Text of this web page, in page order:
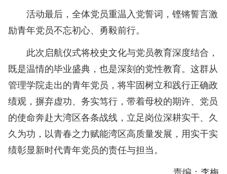
活动最后，全体党员重温入党誓词，铿锵誓言激
励青年党员不忘初心、勇毅前行。
此次启航仪式将校史文化与党员教育深度结合，
既是温情的毕业盛典，也是深刻的党性教育。这群从
管理学院走出的青年党员，将牢固树立和践行正确政
绩观，摒弃虚功、务实笃行，带着母校的期许、党员
的使命奔赴大湾区各条战线，立足岗位深耕实干、久
久为功，以青春之力赋能湾区高质量发展，用实干实
绩彰显新时代青年党员的责任与担当。